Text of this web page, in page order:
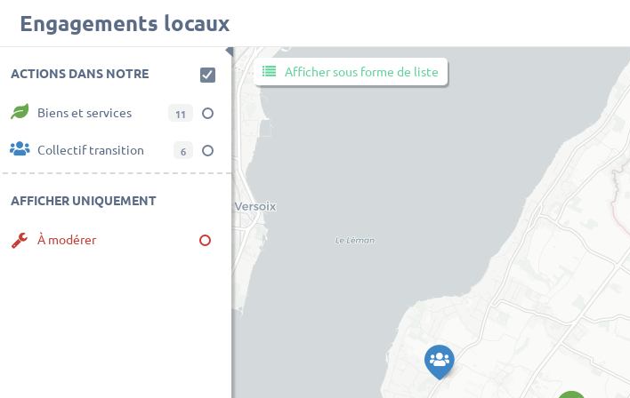
Engagements locaux
◀
ACTIONS DANS NOTRE
RÉGIONBiens et services 11
Collectif transition 6
AFFICHER UNIQUEMENT
À modérer
Afficher sous forme de liste